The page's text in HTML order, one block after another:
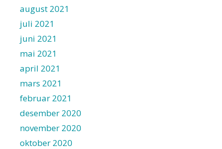
august 2021
juli 2021
juni 2021
mai 2021
april 2021
mars 2021
februar 2021
desember 2020
november 2020
oktober 2020